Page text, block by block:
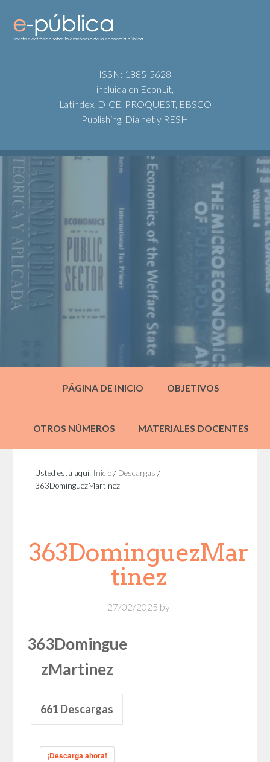
ISSN: 1885-5628
incluida en EconLit,
Latindex, DICE, PROQUEST, EBSCO
Publishing, Dialnet y RESH
PÁGINA DE INICIO OBJETIVOS
OTROS NÚMEROS MATERIALES DOCENTES
Usted está aquí: Inicio / Descargas /
363DominguezMartinez
363DominguezMar
tinez
27/02/2025 by
363Domingue
zMartinez
661 Descargas
¡Descarga ahora!